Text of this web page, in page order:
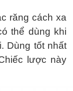
răng cách xa
thể dùng khi
Dùng tốt nhất
lược này